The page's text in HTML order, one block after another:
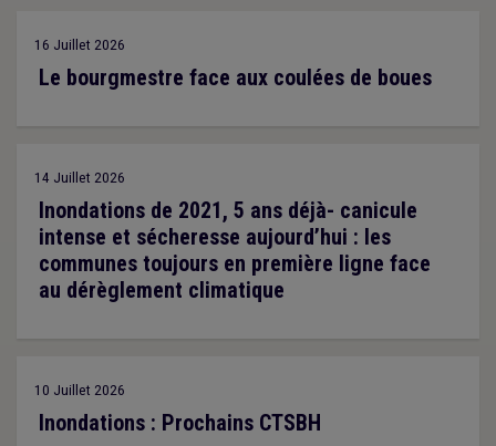
16 Juillet 2026
Le bourgmestre face aux coulées de boues
14 Juillet 2026
Inondations de 2021, 5 ans déjà- canicule
intense et sécheresse aujourd’hui : les
communes toujours en première ligne face
au dérèglement climatique
10 Juillet 2026
Inondations : Prochains CTSBH